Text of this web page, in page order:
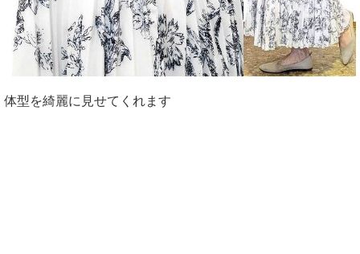
体型を綺麗に見せてくれます